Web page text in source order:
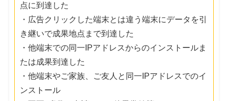
点に到達した
・広告クリックした端末とは違う端末にデータを引
き継いで成果地点まで到達した
・他端末での同一IPアドレスからのインストールま
たは成果到達した
・他端末やご家族、ご友人と同一IPアドレスでのイ
ンストール